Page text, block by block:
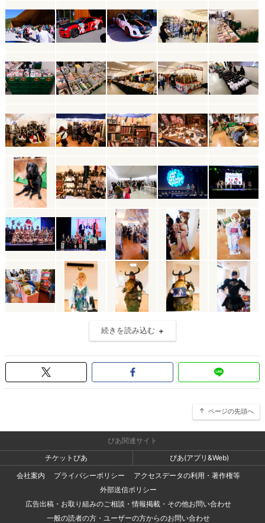
続きを読み込む
ページの先頭へ
ぴあ関連サイト
チケットぴあ
ぴあ(アプリ&Web)
会社案内
プライバシーポリシー
アクセスデータの利用・著作権等
外部送信ポリシー
広告出稿・お取り組みのご相談・情報掲載・その他お問い合わせ
一般の読者の方・ユーザーの方からのお問い合わせ